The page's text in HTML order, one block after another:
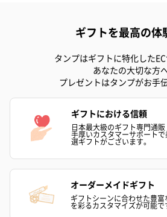
ゴールド（390円） ピンク（390
生花のブーケを同梱します。
※9-15時にご注文いただく場合、最短の
も1日遅くなります。
ギフトを最高の体
タンプはギフトに特化したEC
あなたの大切な方へ
プレゼントはタンプがお手
ギフトにおける信頼
日本最大級のギフト専門通販
手厚いカスタマーサポート
選ギフトがございます。
オーダーメイドギフト
ギフトシーンに合わせた豊
を彩るカスタマイズが可能で